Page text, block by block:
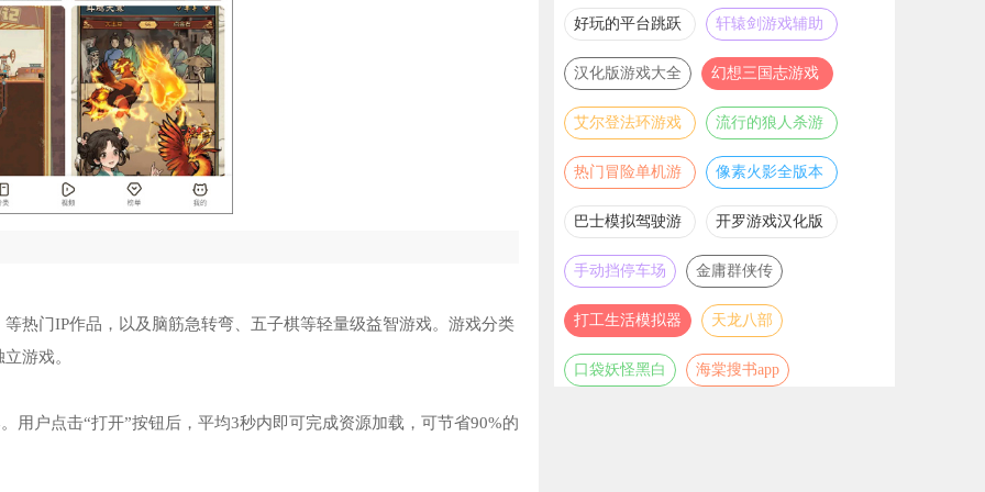
热门IP作品，以及脑筋急转弯、五子棋等轻量级益智游戏。游戏分类
游戏。
用户点击“打开”按钮后，平均3秒内即可完成资源加载，可节省90%的
推荐
游戏大全
好玩的平台跳跃
游戏合集
轩辕剑游戏辅助
合集
汉化版游戏大全
幻想三国志游戏
辅助合集
艾尔登法环游戏
辅助合集
流行的狼人杀游
戏合集
热门冒险单机游
戏合集
像素火影全版本
合集
巴士模拟驾驶游
戏合集
开罗游戏汉化版
大全
手动挡停车场
金庸群侠传
打工生活模拟器 天龙八部
口袋妖怪黑白 海棠搜书app